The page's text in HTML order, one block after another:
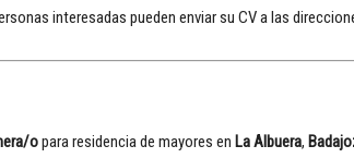
interesadas pueden enviar su CV a las
opara residencia de mayores en La Albuera,